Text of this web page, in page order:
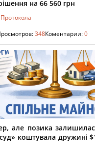
на 66 560 грн
348Коментарии:0
але позика
коштувала дружині